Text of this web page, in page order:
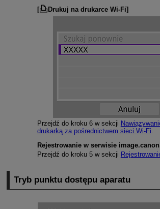
[ Drukuj na drukarce Wi-Fi]
Przejdź do kroku 6 w sekcji
drukarką za pośrednictwem sieci Wi-Fi.
Rejestrowanie w serwisie
Przejdź do kroku 5 w sekcji
Tryb punktu dostępu aparatu